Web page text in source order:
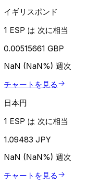
イギリスポンド
1 ESP は 次に相当
0.00515661 GBP
NaN (NaN%) 週次
チャートを見る
日本円
1 ESP は 次に相当
1.09483 JPY
NaN (NaN%) 週次
チャートを見る